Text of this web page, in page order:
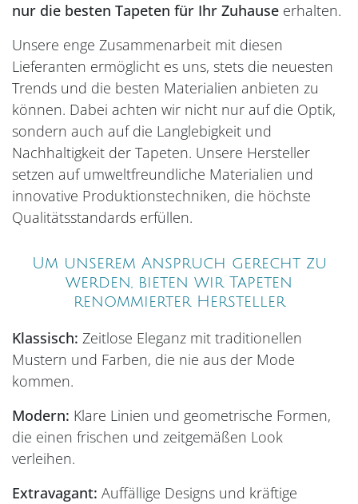
nur die besten Tapeten für Ihr Zuhause erhalten.
Unsere enge Zusammenarbeit mit diesen
Lieferanten ermöglicht es uns, stets die neuesten
Trends und die besten Materialien anbieten zu
können. Dabei achten wir nicht nur auf die Optik,
sondern auch auf die Langlebigkeit und
Nachhaltigkeit der Tapeten. Unsere Hersteller
setzen auf umweltfreundliche Materialien und
innovative Produktionstechniken, die höchste
Qualitätsstandards erfüllen.
Um unserem Anspruch gerecht zu
werden, bieten wir Tapeten
renommierter Hersteller
Klassisch: Zeitlose Eleganz mit traditionellen
Mustern und Farben, die nie aus der Mode
kommen.
Modern: Klare Linien und geometrische Formen,
die einen frischen und zeitgemäßen Look
verleihen.
Extravagant: Auffällige Designs und kräftige